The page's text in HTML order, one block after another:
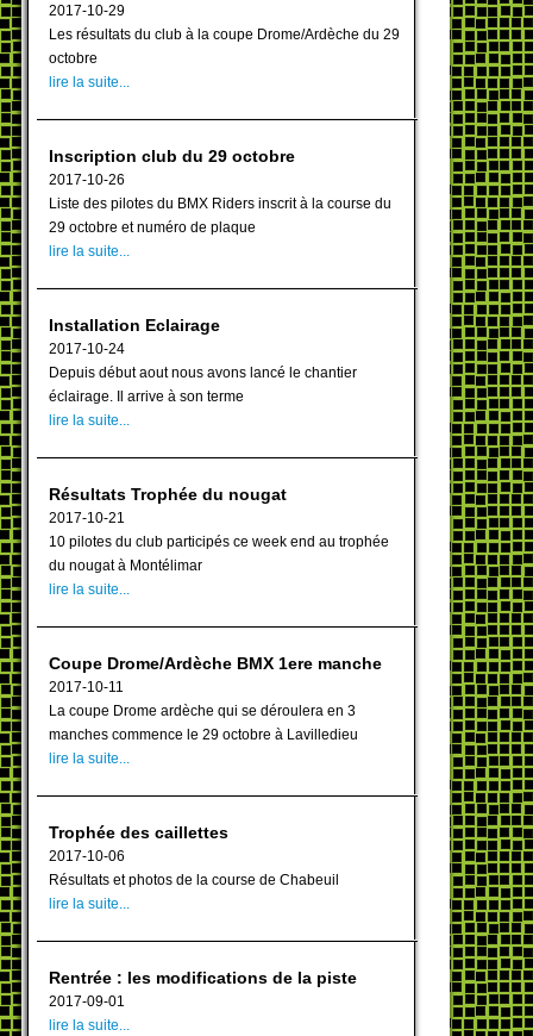
2017-10-29
Les résultats du club à la coupe Drome/Ardèche du 29
octobre
lire la suite...
Inscription club du 29 octobre
2017-10-26
Liste des pilotes du BMX Riders inscrit à la course du
29 octobre et numéro de plaque
lire la suite...
Installation Eclairage
2017-10-24
Depuis début aout nous avons lancé le chantier
éclairage. Il arrive à son terme
lire la suite...
Résultats Trophée du nougat
2017-10-21
10 pilotes du club participés ce week end au trophée
du nougat à Montélimar
lire la suite...
Coupe Drome/Ardèche BMX 1ere manche
2017-10-11
La coupe Drome ardèche qui se déroulera en 3
manches commence le 29 octobre à Lavilledieu
lire la suite...
Trophée des caillettes
2017-10-06
Résultats et photos de la course de Chabeuil
lire la suite...
Rentrée : les modifications de la piste
2017-09-01
lire la suite...